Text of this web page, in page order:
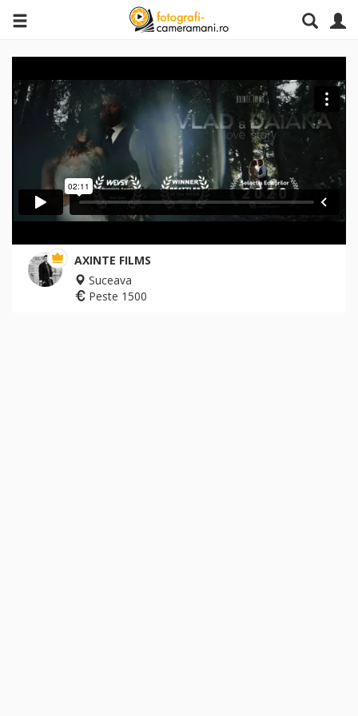
AXINTE FILMS
Suceava
Peste 1500